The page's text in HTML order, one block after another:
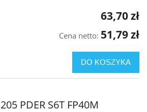
63,70 zł
Cena netto: 51,79 zł
DO KOSZYKA
PDER S6T FP40M